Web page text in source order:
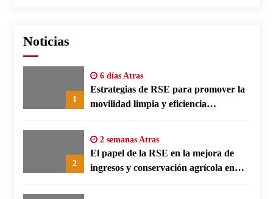
Noticias
1
6 días Atras
Estrategias de RSE para promover la
movilidad limpia y eficiencia
2
2 semanas Atras
El papel de la RSE en la mejora de
ingresos y conservación agrícola en